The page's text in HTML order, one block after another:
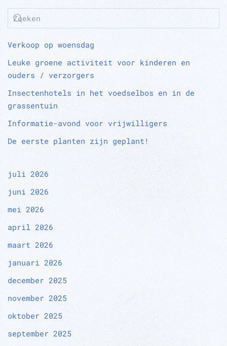
Verkoop op woensdag
Leuke groene activiteit voor kinderen en
ouders / verzorgers
Insectenhotels in het voedselbos en in de
grassentuin
Informatie-avond voor vrijwilligers
De eerste planten zijn geplant!
juli 2026
juni 2026
mei 2026
april 2026
maart 2026
januari 2026
december 2025
november 2025
oktober 2025
september 2025